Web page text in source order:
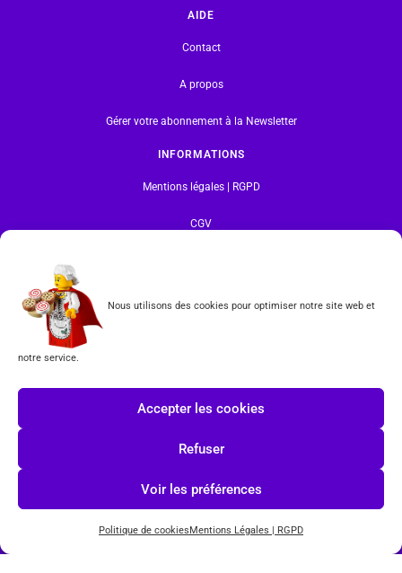
Nous utilisons des cookies pour optimiser notre site web et
notre service.
Accepter les cookies
Refuser
Voir les préférences
Politique de cookiesMentions Légales | RGPD
AIDE
Contact
A propos
Gérer votre abonnement à la Newsletter
INFORMATIONS
Mentions légales | RGPD
CGV
Tous les produits vendus sur ce site sont fabriqués par LEGO exclusivement. LEGO® est une
marque déposée par The LEGO Group. Les propriétaires des marques respectives citées sur le site
en restent les propriétaires. Tous droits réservés.
J'accepte les conditions du